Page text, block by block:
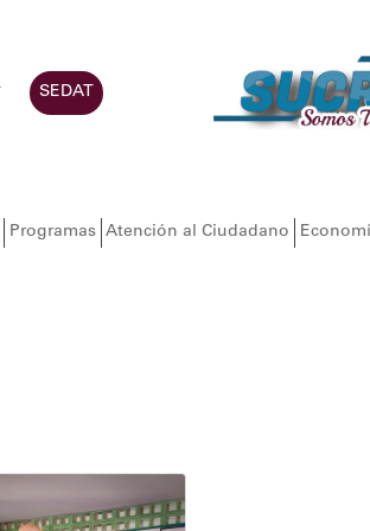
SEDAT
Programas Atención al Ciudadano